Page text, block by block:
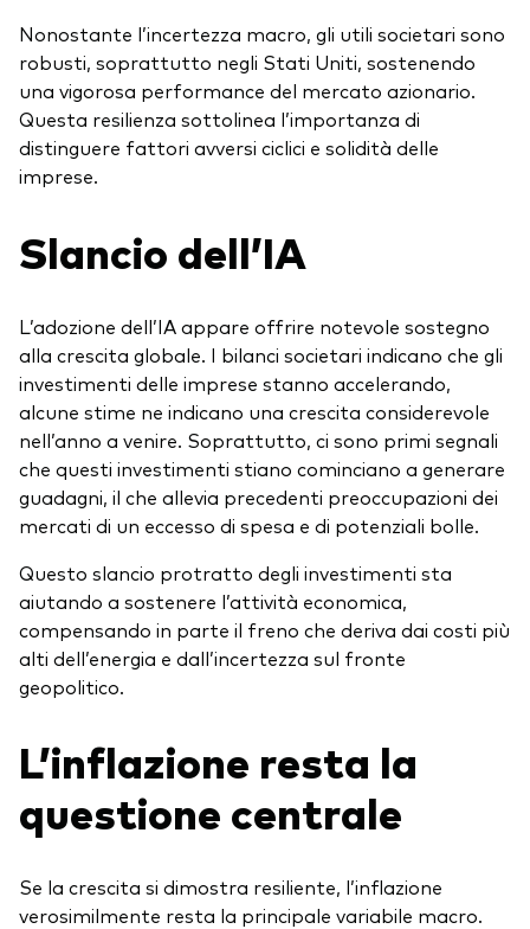
Nonostante l’incertezza macro, gli utili societari sono
robusti, soprattutto negli Stati Uniti, sostenendo
una vigorosa performance del mercato azionario.
Questa resilienza sottolinea l’importanza di
distinguere fattori avversi ciclici e solidità delle
imprese.
Slancio dell’IA
L’adozione dell’IA appare offrire notevole sostegno
alla crescita globale. I bilanci societari indicano che gli
investimenti delle imprese stanno accelerando,
alcune stime ne indicano una crescita considerevole
nell’anno a venire. Soprattutto, ci sono primi segnali
che questi investimenti stiano cominciano a generare
guadagni, il che allevia precedenti preoccupazioni dei
mercati di un eccesso di spesa e di potenziali bolle.
Questo slancio protratto degli investimenti sta
aiutando a sostenere l’attività economica,
compensando in parte il freno che deriva dai costi più
alti dell’energia e dall’incertezza sul fronte
geopolitico.
L’inflazione resta la
questione centrale
Se la crescita si dimostra resiliente, l’inflazione
verosimilmente resta la principale variabile macro.